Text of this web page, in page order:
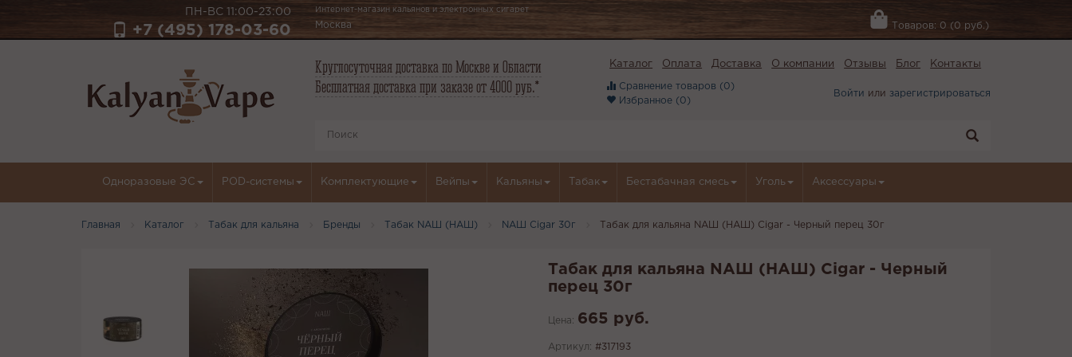
ПН-ВС 11:00-23:00
+7 (495) 178-03-60
Интернет-магазин кальянов и электронных сигарет
Москва Товаров: 0 (0 руб.)
Круглосуточная доставка по Москве и Области
Бесплатная доставка при заказе от 4000 руб.*
Каталог Оплата Доставка О компании Отзывы Блог Контакты
Сравнение товаров (0)
Избранное (0)
Войти или зарегистрироваться
Одноразовые ЭС POD-системы Комплектующие Вейпы Кальяны Табак Бестабачная смесь Уголь Аксессуары
Главная Каталог Табак для кальяна Бренды Табак NАШ (НАШ) NАШ Cigar 30г Табак для кальяна NАШ (НАШ) Cigar - Черный перец 30г
Табак для кальяна NАШ (НАШ) Cigar - Черный
перец 30г
Цена: 665 руб.
Артикул: #317193